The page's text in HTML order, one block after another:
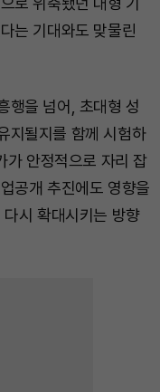
는 기대와도 맞물린
행을 넘어, 초대형 성
지될지를 함께 시험하
가 안정적으로 자리 잡
공개 추진에도 영향을
시 확대시키는 방향